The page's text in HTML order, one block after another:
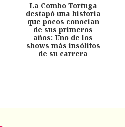
La Combo Tortuga
destapó una historia
que pocos conocían
de sus primeros
años: Uno de los
shows más insólitos
de su carrera